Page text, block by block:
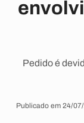
Pedido é
Publicado em 24/